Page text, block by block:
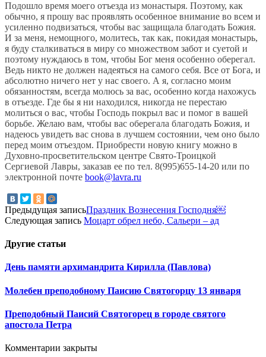
Подошло время моего отъезда из монастыря. Поэтому, как
обычно, я прошу вас проявлять особенное внимание во всем и
усиленно подвизаться, чтобы вас защищала благодать Божия.
И за меня, немощного, молитесь, так как, покидая монастырь,
я буду сталкиваться в миру со множеством забот и суетой и
поэтому нуждаюсь в том, чтобы Бог меня особенно оберегал.
Ведь никто не должен надеяться на самого себя. Все от Бога, и
абсолютно ничего нет у нас своего. А я, согласно моим
обязанностям, всегда молюсь за вас, особенно когда нахожусь
в отъезде. Где бы я ни находился, никогда не перестаю
молиться о вас, чтобы Господь покрыл вас и помог в вашей
борьбе. Желаю вам, чтобы вас оберегала благодать Божия, и
надеюсь увидеть вас снова в лучшем состоянии, чем оно было
перед моим отъездом. Приобрести новую книгу можно в
Духовно-просветительском центре Свято-Троицкой
Сергиевой Лавры, заказав ее по тел. 8(995)655-14-20 или по
электронной почте book@lavra.ru
Предыдущая записьПраздник Вознесения Господня￼
Следующая запись Моцарт обрел небо, Сальери – ад
Другие статьи
День памяти архимандрита Кирилла (Павлова)
Молебен преподобному Паисию Святогорцу 13 января
Преподобный Паисий Святогорец в городе святого
апостола Петра
Комментарии закрыты